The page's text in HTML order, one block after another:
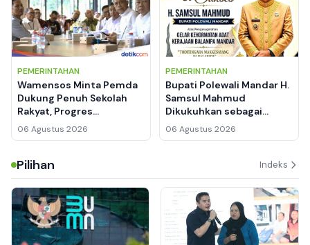
PEMERINTAHAN
Wamensos Minta Pemda
Dukung Penuh Sekolah
Rakyat, Progres
Pembangunan di Polewali
Mandar dan Kuansing
06 Agustus 2026
PEMERINTAHAN
Bupati Polewali Mandar H.
Samsul Mahmud
Dikukuhkan sebagai
Toditingara Makkesayang
Di Balanipa, Ini Makna
06 Agustus 2026
Pilihan Indeks